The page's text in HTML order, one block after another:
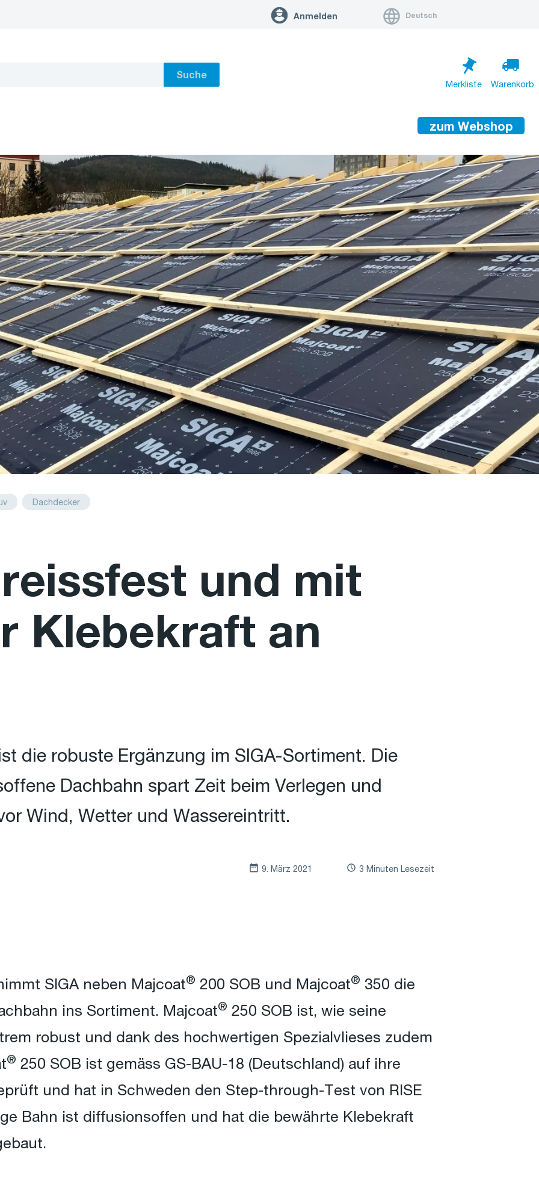
Anmelden Deutsch
Suche
Merkliste Warenkorb
Zum Warenkorb
zum Webshop
Dachdecker
und mit
Klebekraft an
die robuste Ergänzung im SIGA-Sortiment. Die
Dachbahn spart Zeit beim Verlegen und
Wind, Wetter und Wassereintritt.
9. März 2021 3 Minuten Lesezeit
SIGA neben Majcoat® 200 SOB und Majcoat® 350 die
ins Sortiment. Majcoat® 250 SOB ist, wie seine
robust und dank des hochwertigen Spezialvlieses zudem
® 250 SOB ist gemäss GS-BAU-18 (Deutschland) auf ihre
und hat in Schweden den Step-through-Test von RISE
Bahn ist diffusionsoffen und hat die bewährte Klebekraft